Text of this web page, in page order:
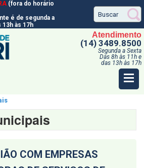
(fora do horário
é de segunda a
13h às 17h
Atendimento
(14) 3489.8500
Segunda a Sexta
Das 8h às 11h e
das 13h às 17h
COM EMPRESAS